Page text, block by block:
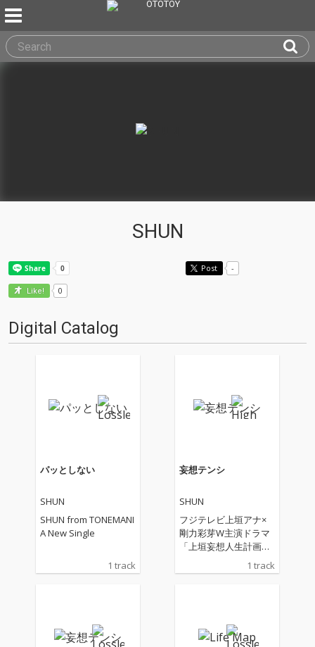
SHUN
Post -
Like! 0
Digital Catalog
パッとしない
SHUN
SHUN from TONEMANI
A New Single
1 track
妄想テンシ
SHUN
フジテレビ上垣アナ×
剛力彩芽W主演ドラマ
「上垣妄想人生計画」
のテーマ曲として書き
下ろされた一曲。クセ
コミカルな世界観の中
に、「もしも」を信じ
1 track